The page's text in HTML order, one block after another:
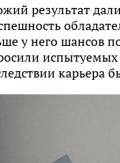
результат
у него шансов
испытуемых
карьера